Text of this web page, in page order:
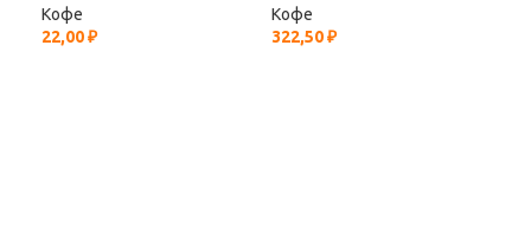
Кофе
22,00₽
Кофе
322,50₽